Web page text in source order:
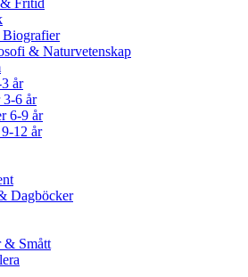
Fritid
& Naturvetenskap
år
6 år
6-9 år
12 år
Dagböcker
& Smått